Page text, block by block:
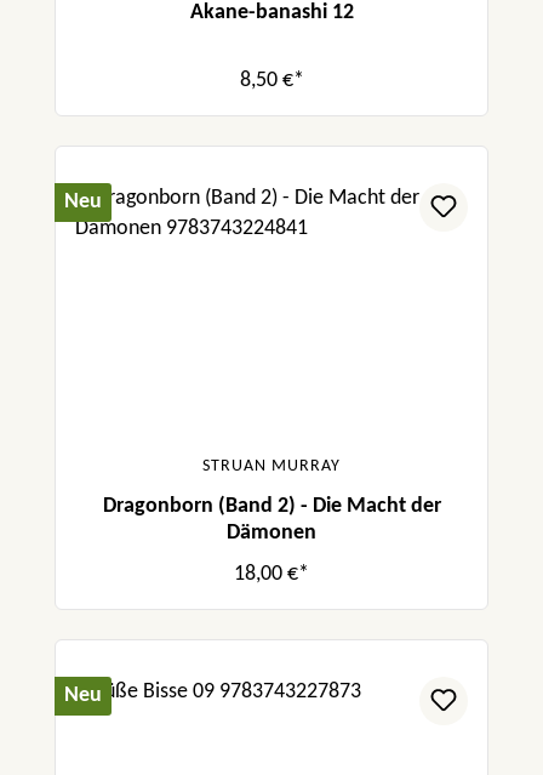
Akane-banashi 12
8,50 €*
Neu
STRUAN MURRAY
Dragonborn (Band 2) - Die Macht der
Dämonen
18,00 €*
Neu